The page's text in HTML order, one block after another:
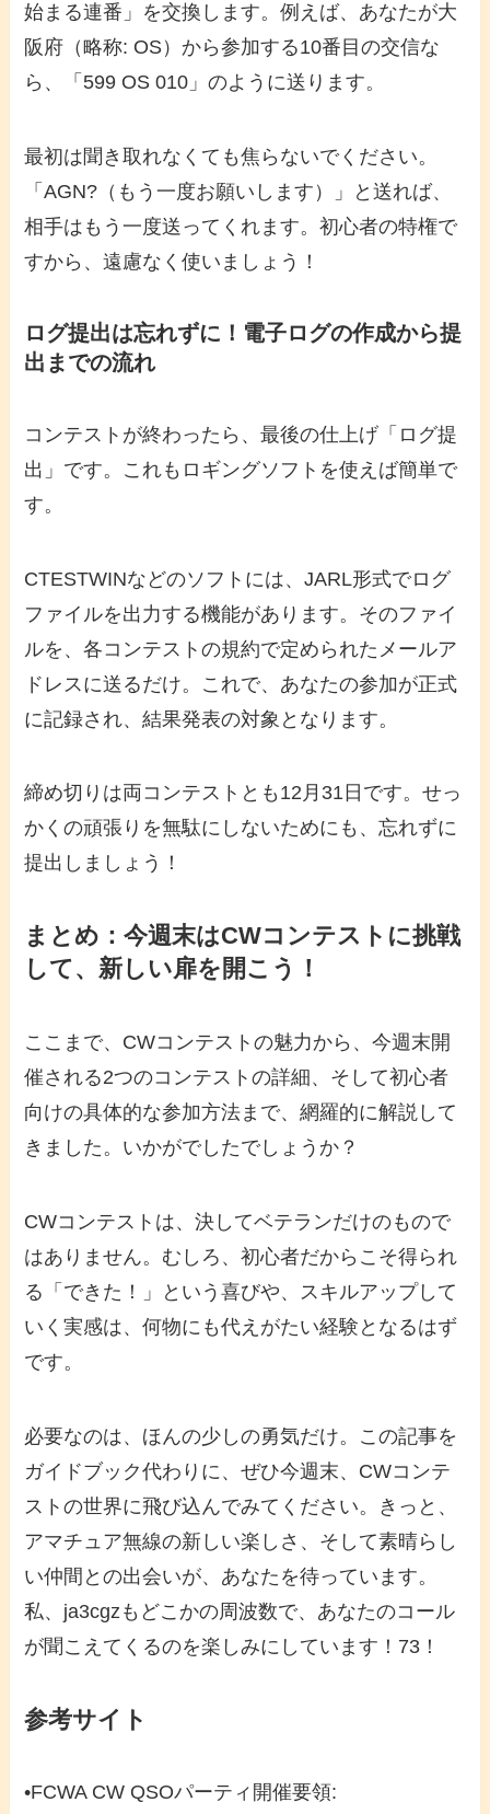
始まる連番」を交換します。例えば、あなたが大
阪府（略称: OS）から参加する10番目の交信な
ら、「599 OS 010」のように送ります。
最初は聞き取れなくても焦らないでください。
「AGN?（もう一度お願いします）」と送れば、
相手はもう一度送ってくれます。初心者の特権で
すから、遠慮なく使いましょう！
ログ提出は忘れずに！電子ログの作成から提
出までの流れ
コンテストが終わったら、最後の仕上げ「ログ提
出」です。これも ロギングソフト を使えば簡単で
す。
CTESTWINなどのソフトには、JARL形式でログ
ファイルを出力する機能があります。そのファイ
ルを、各コンテストの規約で定められたメールア
ドレスに送るだけ。これで、あなたの参加が正式
に記録され、結果発表の対象となります。
締め切りは両コンテストとも12月31日です。せっ
かくの頑張りを無駄にしないためにも、忘れずに
提出しましょう！
まとめ：今週末はCWコンテストに挑戦
して、新しい扉を開こう！
ここまで、 CWコンテストの魅力から、今週末開
催される2つのコンテストの詳細、そして初心者
向けの具体的な参加方法まで、網羅的に解説して
きました。いかがでしたでしょうか？
CWコンテスト は、決してベテランだけのもので
はありません。むしろ、初心者だからこそ得られ
る「できた！」という喜びや、スキルアップして
いく実感は、何物にも代えがたい経験となるはず
です。
必要なのは、ほんの少しの勇気だけ。この記事を
ガイドブック代わりに、ぜひ今週末、 CWコンテ
ストの世界に飛び込んでみてください。きっと、
アマチュア無線の新しい楽しさ、そして素晴らし
い仲間との出会いが、あなたを待っています。
私、ja3cgzもどこかの周波数で、あなたのコール
が聞こえてくるのを楽しみにしています！73！
参考サイト
•FCWA CW QSOパーティ開催要領: